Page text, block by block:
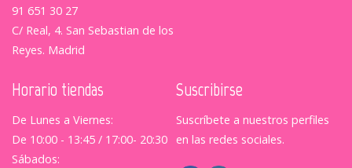
91 651 30 27
C/ Real, 4. San Sebastian de los
Reyes. Madrid
Horario tiendas
De Lunes a Viernes:
De 10:00 - 13:45 / 17:00- 20:30
Sábados:
Suscribirse
Suscríbete a nuestros perfiles
en las redes sociales.